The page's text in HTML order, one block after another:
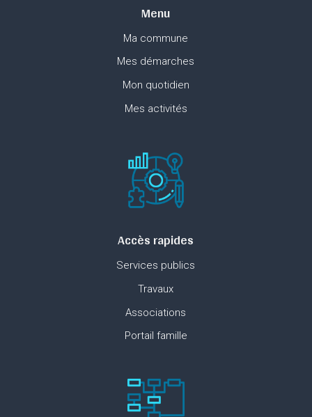
Menu
Ma commune
Mes démarches
Mon quotidien
Mes activités
Accès rapides
Services publics
Travaux
Associations
Portail famille